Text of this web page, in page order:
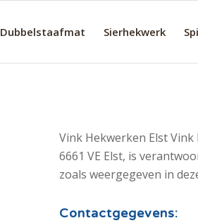
Dubbelstaafmat Sierhekwerk
Vink Hekwerken Elst
6661 VE Elst, is
zoals weergegeven in
Contactgegevens: